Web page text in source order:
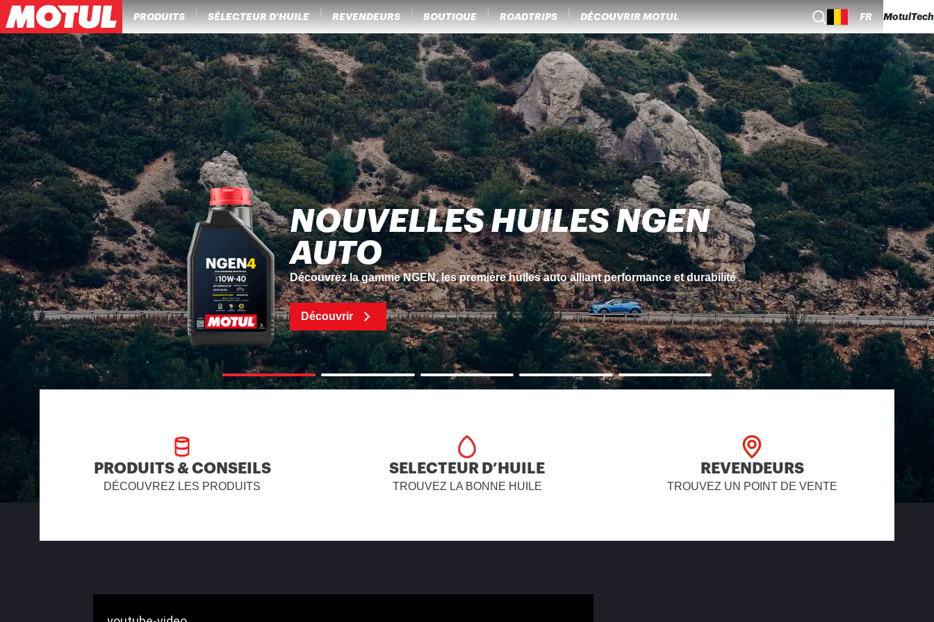
PRODUITS SÉLECTEUR D’HUILE REVENDEURS BOUTIQUE ROADTRIPS DÉCOUVRIR MOTUL FR MotulTech
DÉCOUVREZ LA RÉVOLUTION MOTULEVO
La nouvelle machine dédiée à la vidange et au nettoyage des boîtes de vitesse automatiques.
Découvrir
PRODUITS & CONSEILS
DÉCOUVREZ LES PRODUITS
SELECTEUR D’HUILE
TROUVEZ LA BONNE HUILE
REVENDEURS
TROUVEZ UN POINT DE VENTE